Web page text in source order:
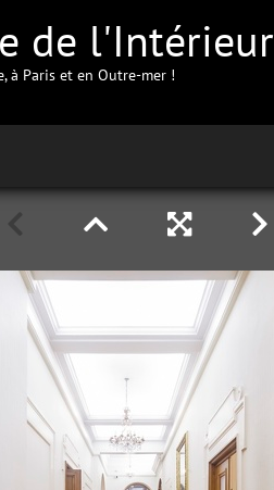
de l'Intérieur
à Paris et en Outre-mer !